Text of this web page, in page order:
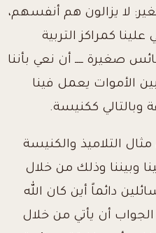
لا يزالون هم أنفسهم،
كمراكز التربية
صغيرة ــــ أن نعي بأننا
الأموات يعمل فينا
وبالتالي ككنيسة.
مثال التلاميذ والكنيسة
وبيننا وذلك من خلال
دائماً أين كان الله
أن يأتي من خلال